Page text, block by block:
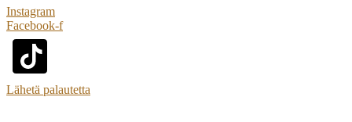
Instagram
Facebook-f
Lähetä palautetta